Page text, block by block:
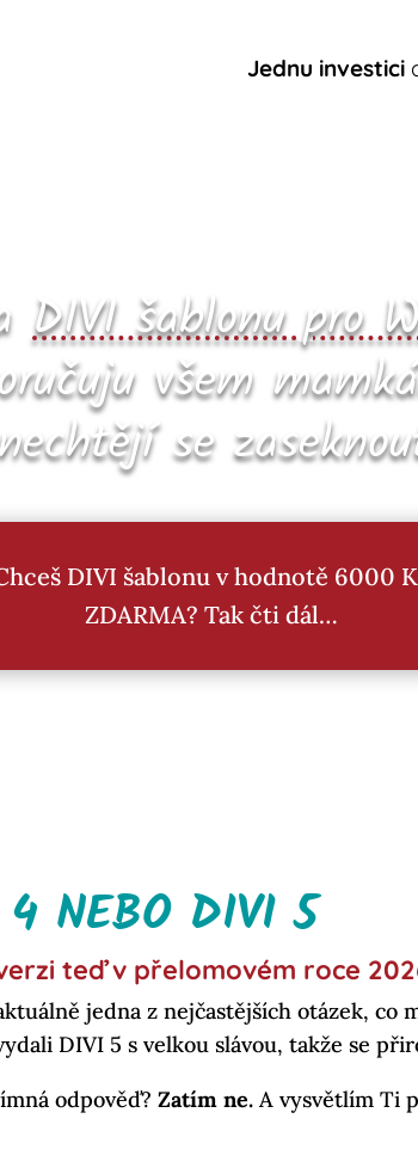
Jednu investici
DIVI šablonu pro
všem
se
DIVI šablonu v hodnotě 6000
ZDARMA? Tak čti dál…
NEBO DIVI 5
teď v přelomovém roce
jedna z nejčastějších otázek, co
DIVI 5 s velkou slávou, takže se
odpověď? Zatím ne.A vysvětlím Ti